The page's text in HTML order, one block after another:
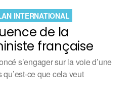
de la
française
INTERNATIONAL
s’engager sur la voie d’une
ce que cela veut